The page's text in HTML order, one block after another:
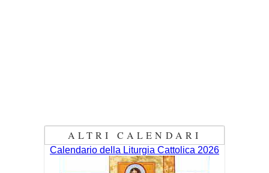
ALTRI CALENDARI
Calendario della Liturgia Cattolica 2026